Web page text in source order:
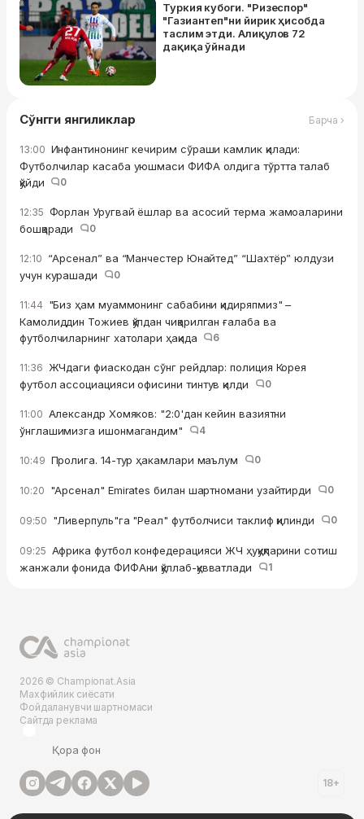
Туркия кубоги. "Ризеспор"
"Газиантеп"ни йирик ҳисобда
таслим этди. Алиқулов 72
дақиқа ўйнади
Сўнгги янгиликлар Барча ›
13:00 Инфантинонинг кечирим сўраши камлик қилади:
Футболчилар касаба уюшмаси ФИФА олдига тўртта талаб
қўйди
0
12:35 Форлан Уругвай ёшлар ва асосий терма жамоаларини
бошқаради
0
12:10 “Арсенал” ва “Манчестер Юнайтед” “Шахтёр” юлдузи
учун курашади
0
11:44 "Биз ҳам муаммонинг сабабини қидиряпмиз" –
Камолиддин Тожиев қўлдан чиқарилган ғалаба ва
футболчиларнинг хатолари ҳақида
6
11:36 ЖЧдаги фиаскодан сўнг рейдлар: полиция Корея
футбол ассоциацияси офисини тинтув қилди
0
11:00 Александр Хомяков: "2:0'дан кейин вазиятни
ўнглашимизга ишонмагандим"
4
10:49 Пролига. 14-тур ҳакамлари маълум 0
10:20 "Арсенал" Emirates билан шартномани узайтирди 0
09:50 "Ливерпуль"га "Реал" футболчиси таклиф қилинди 0
09:25 Африка футбол конфедерацияси ЖЧ ҳуқуқларини сотиш
жанжали фонида ФИФАни қўллаб-қувватлади
1
2026 © Championat.Asia
Махфийлик сиёсати
Фойдаланувчи шартномаси
Сайтда реклама
Қора фон
18+